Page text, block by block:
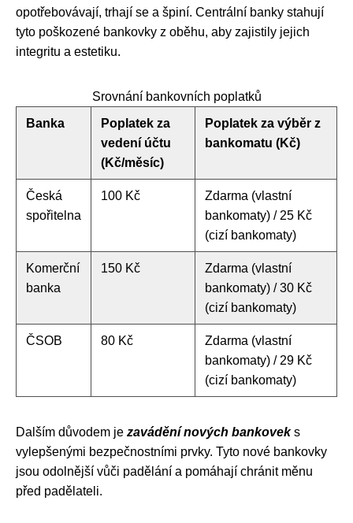
opotřebovávají, trhají se a špiní. Centrální banky stahují
tyto poškozené bankovky z oběhu, aby zajistily jejich
integritu a estetiku.
Srovnání bankovních poplatků
Banka
Poplatek za
vedení účtu
(Kč/měsíc)
Poplatek za výběr z
bankomatu (Kč)
Česká
spořitelna
100 Kč
Zdarma (vlastní
bankomaty) / 25 Kč
(cizí bankomaty)
Komerční
banka
150 Kč
Zdarma (vlastní
bankomaty) / 30 Kč
(cizí bankomaty)
ČSOB 80 Kč
Zdarma (vlastní
bankomaty) / 29 Kč
(cizí bankomaty)
Dalším důvodem je zavádění nových bankoveks
vylepšenými bezpečnostními prvky. Tyto nové bankovky
jsou odolnější vůči padělání a pomáhají chránit měnu
před padělateli.